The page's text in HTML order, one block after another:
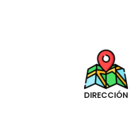
DIRECCIÓN